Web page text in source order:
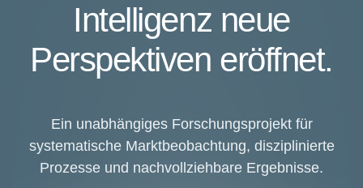
Intelligenz neue
Perspektiven eröffnet.
Ein unabhängiges Forschungsprojekt für
systematische Marktbeobachtung, disziplinierte
Prozesse und nachvollziehbare Ergebnisse.